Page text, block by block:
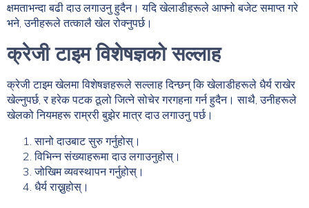
क्षमताभन्दा बढी दाउ लगाउनु हुदैन। यदि खेलाडीहरूले आफ्नो बजेट समाप्त गरे
भने, उनीहरूले तत्कालै खेल रोक्नुपर्छ।
क्रेजी टाइम विशेषज्ञको सल्लाह
क्रेजी टाइम खेलमा विशेषज्ञहरूले सल्लाह दिन्छन् कि खेलाडीहरूले धैर्य राखेर
खेल्नुपर्छ, र हरेक पटक ठूलो जित्ने सोचेर गरगहना गर्न हुदैन। साथै, उनीहरूले
खेलको नियमहरू राम्ररी बुझेर मात्र दाउ लगाउनु पर्छ।
सानो दाउबाट सुरु गर्नुहोस्।
विभिन्न संख्याहरूमा दाउ लगाउनुहोस्।
जोखिम व्यवस्थापन गर्नुहोस्।
धैर्य राख्नुहोस्।